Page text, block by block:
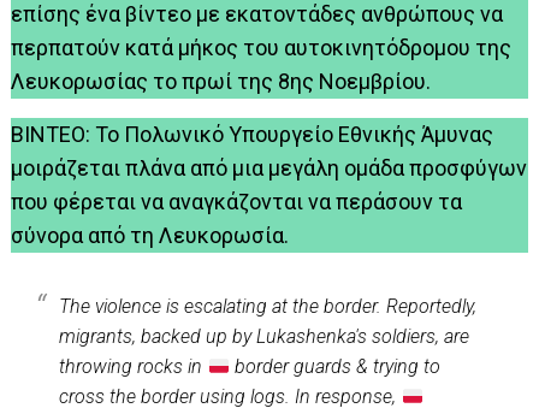
επίσης ένα βίντεο με εκατοντάδες ανθρώπους να
περπατούν κατά μήκος του αυτοκινητόδρομου της
Λευκορωσίας το πρωί της 8ης Νοεμβρίου.
ΒΙΝΤΕΟ: Το Πολωνικό Υπουργείο Εθνικής Άμυνας
μοιράζεται πλάνα από μια μεγάλη ομάδα προσφύγων
που φέρεται να αναγκάζονται να περάσουν τα
σύνορα από τη Λευκορωσία.
The violence is escalating at the border. Reportedly,
migrants, backed up by Lukashenka's soldiers, are
throwing rocks in
border guards & trying to
cross the border using logs. In response,